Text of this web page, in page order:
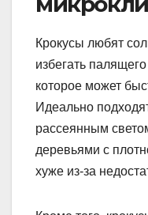
Крокусы любят
избегать
которое может
Идеально
рассеянным
деревьями с
хуже из-за